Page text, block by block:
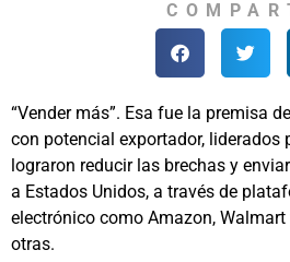
“Vender más”. Esa fue la premisa
con potencial exportador, liderados
lograron reducir las brechas y
a Estados Unidos, a través de
electrónico como Amazon,
otras.